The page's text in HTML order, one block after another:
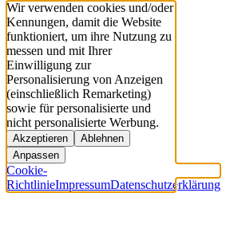
Wir verwenden cookies und/oder
Kennungen, damit die Website
funktioniert, um ihre Nutzung zu
messen und mit Ihrer
Einwilligung zur
Personalisierung von Anzeigen
(einschließlich Remarketing)
sowie für personalisierte und
nicht personalisierte Werbung.
Akzeptieren
Ablehnen
Anpassen
Cookie-
RichtlinieImpressumDatenschutzerklärung